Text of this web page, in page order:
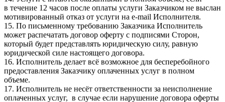
в течение 12 часов после оплаты услуги Заказчиком не выслан
мотивированный отказ от услуги на e-mail Исполнителя.
15. По письменному требованию Заказчика Исполнитель
может распечатать договор оферту с подписями Сторон,
который будет представлять юридическую силу, равную
юридической силе настоящего договора.
16. Исполнитель делает всё возможное для бесперебойного
предоставления Заказчику оплаченных услуг в полном
объеме.
17. Исполнитель не несёт ответственности за неисполнение
оплаченных услуг, в случае если нарушение договора оферты